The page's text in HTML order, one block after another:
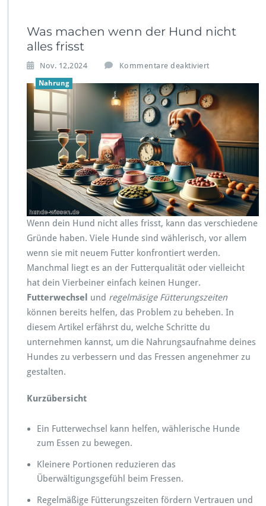
Was machen wenn der Hund nicht
alles frisst
Nov. 12,2024 Kommentare deaktiviert
r
W
a
m
a
c
h
e
w
e
n
d
e
u
n
n
c
e
Nahrung
Wenn dein Hund nicht alles frisst, kann das verschiedene
Gründe haben. Viele Hunde sind wählerisch, vor allem
wenn sie mit neuem Futter konfrontiert werden.
Manchmal liegt es an der Futterqualität oder vielleicht
hat dein Vierbeiner einfach keinen Hunger.
Futterwechsel
und regelmäsige Fütterungszeiten
können bereits helfen, das Problem zu beheben. In
diesem Artikel erfährst du, welche Schritte du
unternehmen kannst, um die Nahrungsaufnahme deines
Hundes zu verbessern und das Fressen angenehmer zu
gestalten.
Kurzübersicht
Ein Futterwechsel kann helfen, wählerische Hunde
zum Essen zu bewegen.
Kleinere Portionen reduzieren das
Überwältigungsgefühl beim Fressen.
Regelmäßige Fütterungszeiten fördern Vertrauen und